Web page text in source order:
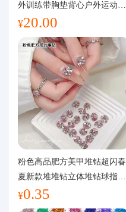
关于我们
外训练带胸垫背心户外运动瑜
伽服女
¥20.00
粉色高品肥方美甲堆钻超闪春
夏新款堆堆钻立体堆钻球指甲
装饰品
¥0.35